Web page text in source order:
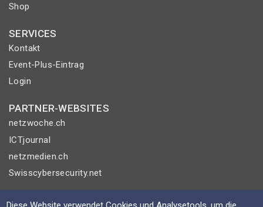
Shop
SERVICES
Kontakt
Event-Plus-Eintrag
Login
PARTNER-WEBSITES
netzwoche.ch
ICTjournal
netzmedien.ch
Swisscybersecurity.net
© NETZMEDIEN AG 2026